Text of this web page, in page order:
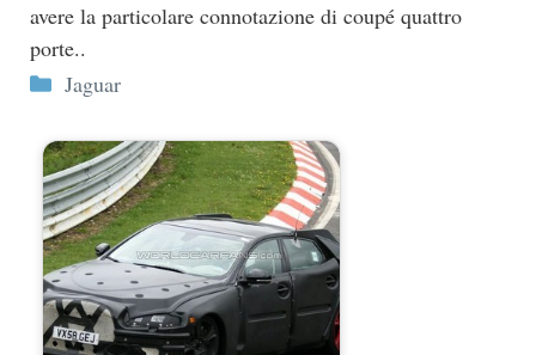
avere la particolare connotazione di coupé quattro
porte..
Categorie
Jaguar